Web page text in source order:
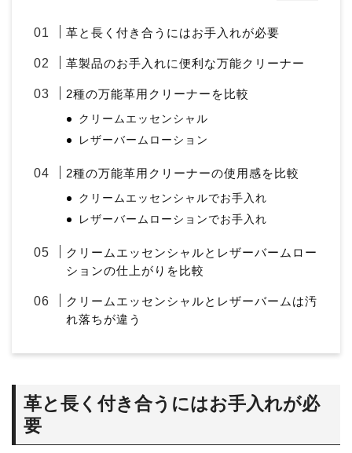
革と長く付き合うにはお手入れが必要
革製品のお手入れに便利な万能クリーナー
2種の万能革用クリーナーを比較
クリームエッセンシャル
レザーバームローション
2種の万能革用クリーナーの使用感を比較
クリームエッセンシャルでお手入れ
レザーバームローションでお手入れ
クリームエッセンシャルとレザーバームロー
ションの仕上がりを比較
クリームエッセンシャルとレザーバームは汚
れ落ちが違う
革と長く付き合うにはお手入れが必
要